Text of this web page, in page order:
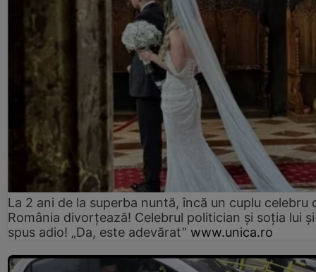
La 2 ani de la superba nuntă, încă un cuplu celebru
România divorțează! Celebrul politician și soția lui
spus adio! „Da, este adevărat” www.unica.ro